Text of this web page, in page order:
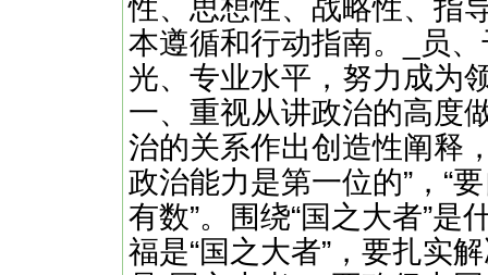
性、思想性、战略性、指
本遵循和行动指南。_员
光、专业水平，努力成为
一、重视从讲政治的高度
治的关系作出创造性阐释
政治能力是第一位的”，“
有数”。围绕“国之大者”
福是“国之大者”，要扎实